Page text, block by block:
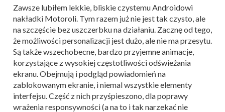
Zawsze lubiłem lekkie, bliskie czystemu Androidowi
nakładki Motoroli. Tym razem już nie jest tak czysto, ale
na szczęście bez uszczerbku na działaniu. Zacznę od tego,
że możliwości personalizacji jest dużo, ale nie ma przesytu.
Są także wszechobecne, bardzo przyjemne animacje,
korzystające z wysokiej częstotliwości odświeżania
ekranu. Obejmują i podgląd powiadomień na
zablokowanym ekranie, i niemal wszystkie elementy
interfejsu. Część z nich przyśpieszono, dla poprawy
wrażenia responsywności (a na to i tak narzekać nie